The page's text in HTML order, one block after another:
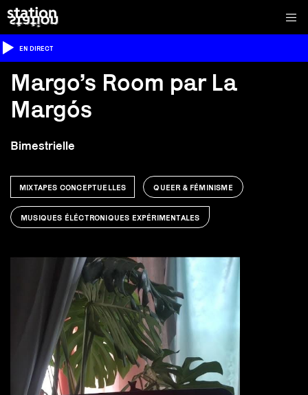
EN DIRECT
Margo’s Room par La
Margós
Bimestrielle
MIXTAPES CONCEPTUELLES QUEER & FÉMINISME
MUSIQUES ÉLÉCTRONIQUES EXPÉRIMENTALES